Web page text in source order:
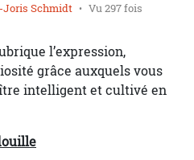
Joris Schmidt Vu 297 fois
l’expression,
grâce auxquels vous
intelligent et cultivé en